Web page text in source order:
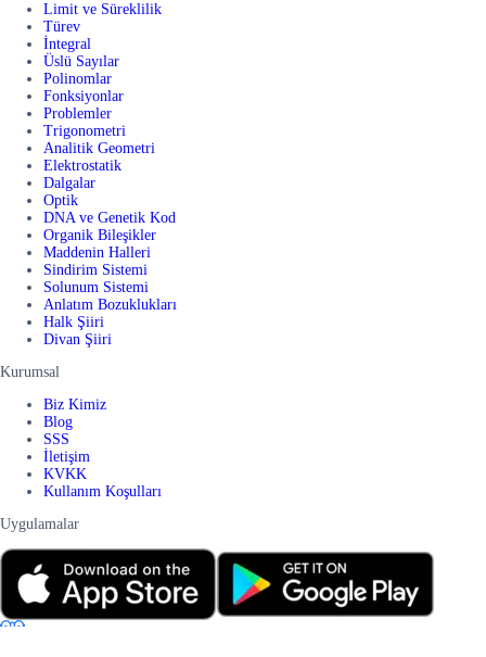
Limit ve Süreklilik
Türev
İntegral
Üslü Sayılar
Polinomlar
Fonksiyonlar
Problemler
Trigonometri
Analitik Geometri
Elektrostatik
Dalgalar
Optik
DNA ve Genetik Kod
Organik Bileşikler
Maddenin Halleri
Sindirim Sistemi
Solunum Sistemi
Anlatım Bozuklukları
Halk Şiiri
Divan Şiiri
Kurumsal
Biz Kimiz
Blog
SSS
İletişim
KVKK
Kullanım Koşulları
Uygulamalar